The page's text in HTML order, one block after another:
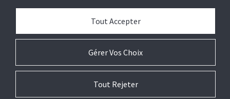
© 2021 Johnson Controls. Tous droits réservés .
Gérer Vos Choix
Tout Accepter
Tout Rejeter